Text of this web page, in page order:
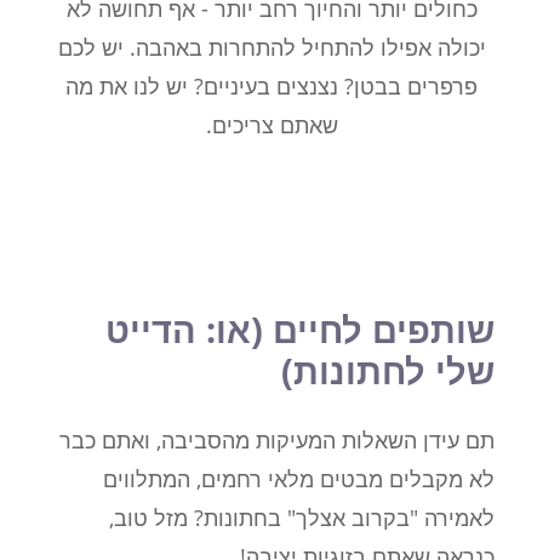
כחולים יותר והחיוך רחב יותר - אף תחושה לא
יכולה אפילו להתחיל להתחרות באהבה. יש לכם
פרפרים בבטן? נצנצים בעיניים? יש לנו את מה
שאתם צריכים.
שותפים לחיים (או: הדייט
שלי לחתונות)
תם עידן השאלות המעיקות מהסביבה, ואתם כבר
לא מקבלים מבטים מלאי רחמים, המתלווים
לאמירה "בקרוב אצלך" בחתונות? מזל טוב,